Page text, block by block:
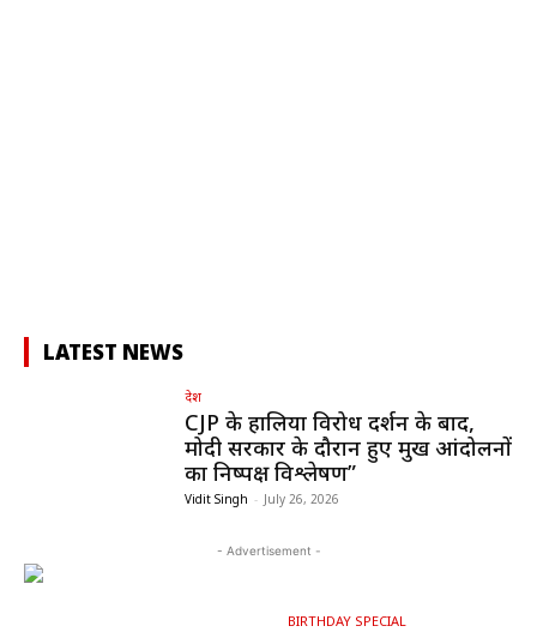
LATEST NEWS
देश
CJP के हालिया विरोध प्रदर्शन के बाद,
मोदी सरकार के दौरान हुए प्रमुख आंदोलनों
का निष्पक्ष विश्लेषण”
Vidit Singh - July 26, 2026
- Advertisement -
BIRTHDAY SPECIAL